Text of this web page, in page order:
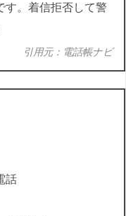
す。着信拒否して警
引用元：電話帳ナビ
話